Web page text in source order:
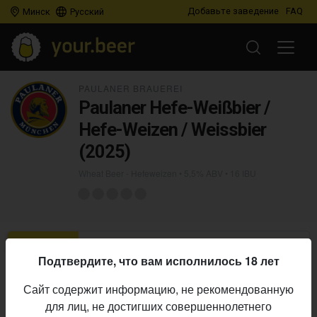
Минск Русский Добавьте заведение FAQ
Paulaner Hefe-Weißbier /
Hefe-Weizen / Weissbier
(2025)
Пивоварня:
Paulaner Brauerei
Wheat Beer - Hefeweizen
Подтвердите, что вам исполнилось 18 лет
Сайт содержит информацию, не рекомендованную
для лиц, не достигших совершеннолетнего